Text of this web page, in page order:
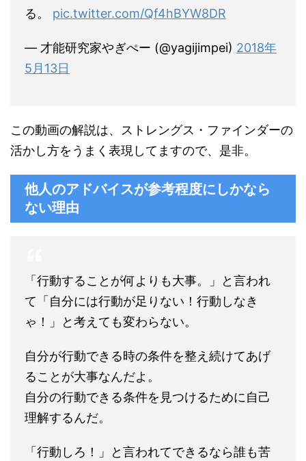
る。 pic.twitter.com/Qf4hBYW8DR
— 才能研究家やぎぺー (@yagijimpei) 2018年
5月13日
この動画の解説は、ストレングス・ファインダーの
活かし方をうまく表現してますので、是非。
他人のアドバイスが参考程度にしかなら
ない理由
「行動することが何よりも大事。」と言われ
て「自分には行動が足りない！行動しなき
ゃ！」と考えても変わらない。
自分が行動できる時の条件を整え続けてあげ
ることが大事なんだよ。
自分の行動できる条件を見つけるために自己
理解するんだ。
「行動しろ！」と言われてできるなら誰も苦